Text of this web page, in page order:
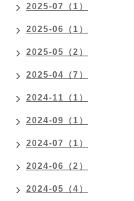
2025-07（1）
2025-06（1）
2025-05（2）
2025-04（7）
2024-11（1）
2024-09（1）
2024-07（1）
2024-06（2）
2024-05（4）